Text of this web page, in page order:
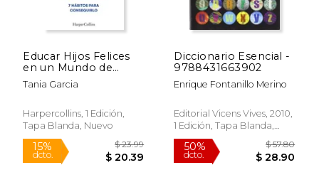
dcto. $ 25.54 dcto. $
Educar Hijos Felices
en un Mundo de
Locos
Tania Garcia
Harpercollins, 1 Edición,
Tapa Blanda, Nuevo
Diccionario Esencial -
9788431663902
Enrique Fontanillo Merino
Editorial Vicens Vives, 2010,
1 Edición, Tapa Blanda,
Nuevo